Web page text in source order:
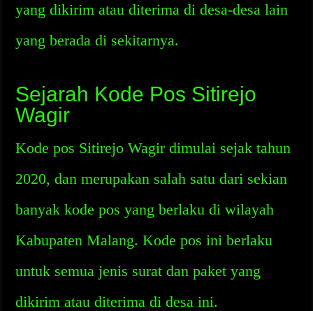
yang dikirim atau diterima di desa-desa lain
yang berada di sekitarnya.
Sejarah Kode Pos Sitirejo
Wagir
Kode pos Sitirejo Wagir dimulai sejak tahun
2020, dan merupakan salah satu dari sekian
banyak kode pos yang berlaku di wilayah
Kabupaten Malang. Kode pos ini berlaku
untuk semua jenis surat dan paket yang
dikirim atau diterima di desa ini.